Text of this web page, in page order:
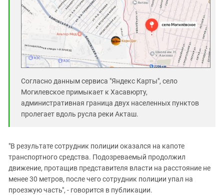
Согласно данным сервиса "Яндекс Карты", село
Могилевское примыкает к Хасавюрту,
административная граница двух населенных пунктов
пролегает вдоль русла реки Акташ.
"В результате сотрудник полиции оказался на капоте
транспортного средства. Подозреваемый продолжил
движение, протащив представителя власти на расстояние не
менее 30 метров, после чего сотрудник полиции упал на
проезжую часть", - говорится в публикации.